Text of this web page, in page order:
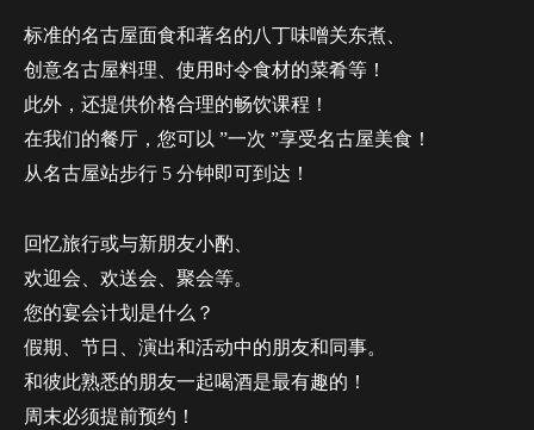
标准的名古屋面食和著名的八丁味噌关东煮、
创意名古屋料理、使用时令食材的菜肴等！
此外，还提供价格合理的畅饮课程！
在我们的餐厅，您可以 ”一次 ”享受名古屋美食！
从名古屋站步行 5 分钟即可到达！
回忆旅行或与新朋友小酌、
欢迎会、欢送会、聚会等。
您的宴会计划是什么？
假期、节日、演出和活动中的朋友和同事。
和彼此熟悉的朋友一起喝酒是最有趣的！
周末必须提前预约！